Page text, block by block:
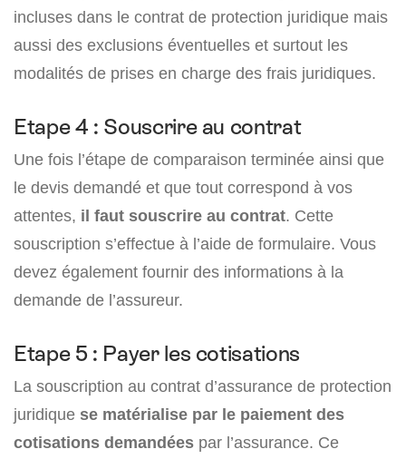
incluses dans le contrat de protection juridique mais
aussi des exclusions éventuelles et surtout les
modalités de prises en charge des frais juridiques.
Etape 4 : Souscrire au contrat
Une fois l’étape de comparaison terminée ainsi que
le devis demandé et que tout correspond à vos
attentes, il faut souscrire au contrat. Cette
souscription s’effectue à l’aide de formulaire. Vous
devez également fournir des informations à la
demande de l’assureur.
Etape 5 : Payer les cotisations
La souscription au contrat d’assurance de protection
juridique se matérialise par le paiement des
cotisations demandées par l’assurance. Ce